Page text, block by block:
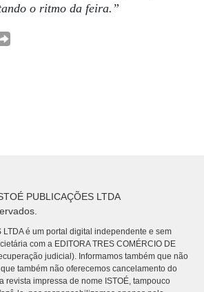
o ritmo da feira.”
PUBLICAÇÕES LTDA
LTDA é um portal digital independente e sem
com a EDITORA TRES COMÉRCIO DE
judicial). Informamos também que não
também não oferecemos cancelamento do
revista impressa de nome ISTOÉ, tampouco